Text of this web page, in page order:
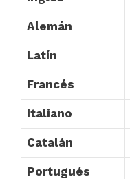
Alemán
Latín
Francés
Italiano
Catalán
Portugués